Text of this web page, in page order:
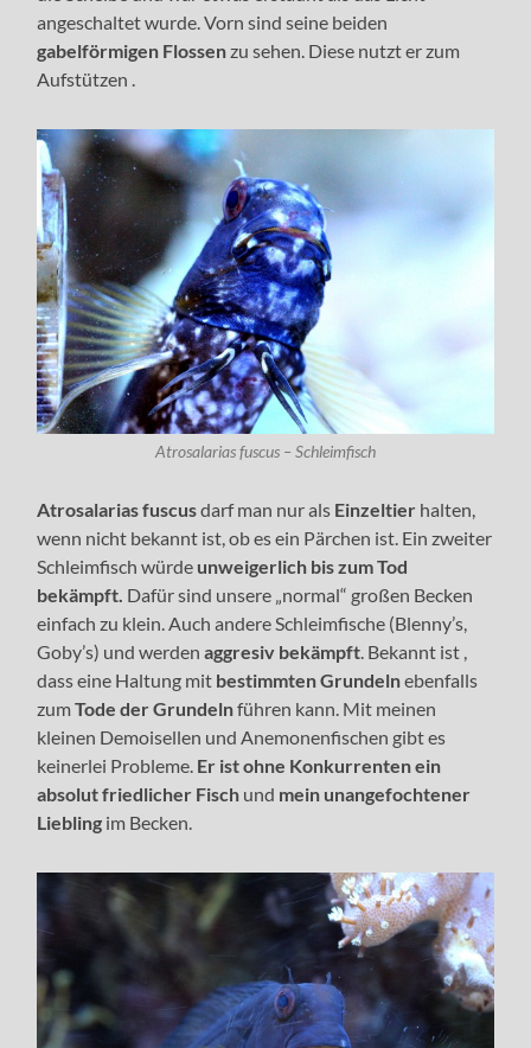
angeschaltet wurde. Vorn sind seine beiden
gabelförmigen Flossenzu sehen. Diese nutzt er zum
Aufstützen .
Atrosalarias fuscus – Schleimfisch
Atrosalarias fuscusdarf man nur als Einzeltier halten,
wenn nicht bekannt ist, ob es ein Pärchen ist. Ein zweiter
Schleimfisch würde unweigerlich bis zum Tod
bekämpft. Dafür sind unsere „normal“ großen Becken
einfach zu klein. Auch andere Schleimfische (Blenny’s,
Goby’s) und werden aggresiv bekämpft. Bekannt ist ,
dass eine Haltung mit bestimmten Grundelnebenfalls
zumTode der Grundelnführen kann. Mit meinen
kleinen Demoisellen und Anemonenfischen gibt es
keinerlei Probleme. Er ist ohne Konkurrenten ein
absolut friedlicher Fisch und mein unangefochtener
Liebling im Becken.